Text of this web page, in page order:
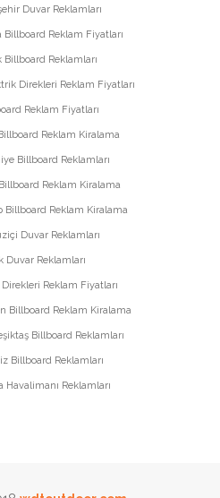
Duvar Reklamları
Billboard Reklam Fiyatları
Billboard Reklamları
Direkleri Reklam Fiyatları
Reklam Fiyatları
Reklam Kiralama
Billboard Reklamları
Reklam Kiralama
Billboard Reklam Kiralama
Duvar Reklamları
Duvar Reklamları
Reklam Fiyatları
Billboard Reklam Kiralama
Billboard Reklamları
Billboard Reklamları
Havalimanı Reklamları